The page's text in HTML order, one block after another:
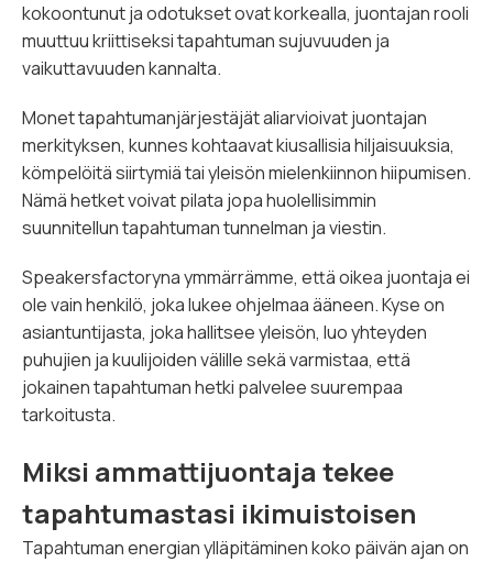
kokoontunut ja odotukset ovat korkealla, juontajan rooli
muuttuu kriittiseksi tapahtuman sujuvuuden ja
vaikuttavuuden kannalta.
Monet tapahtumanjärjestäjät aliarvioivat juontajan
merkityksen, kunnes kohtaavat kiusallisia hiljaisuuksia,
kömpelöitä siirtymiä tai yleisön mielenkiinnon hiipumisen.
Nämä hetket voivat pilata jopa huolellisimmin
suunnitellun tapahtuman tunnelman ja viestin.
Speakersfactoryna ymmärrämme, että oikea juontaja ei
ole vain henkilö, joka lukee ohjelmaa ääneen. Kyse on
asiantuntijasta, joka hallitsee yleisön, luo yhteyden
puhujien ja kuulijoiden välille sekä varmistaa, että
jokainen tapahtuman hetki palvelee suurempaa
tarkoitusta.
Miksi ammattijuontaja tekee
tapahtumastasi ikimuistoisen
Tapahtuman energian ylläpitäminen koko päivän ajan on